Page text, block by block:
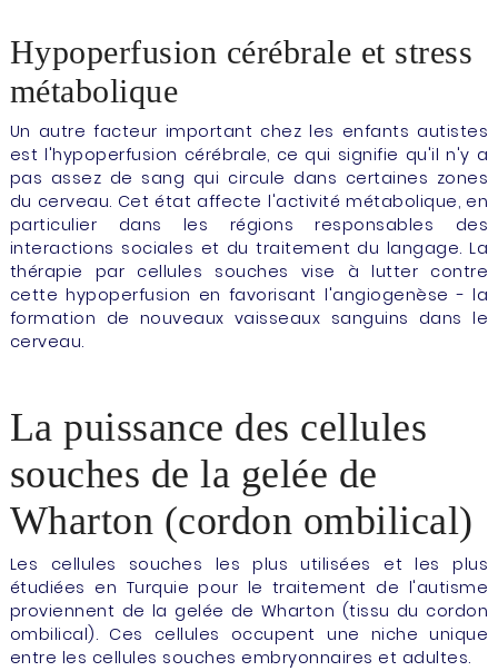
Hypoperfusion cérébrale et stress
métabolique
Un autre facteur important chez les enfants autistes
est l'hypoperfusion cérébrale, ce qui signifie qu'il n'y a
pas assez de sang qui circule dans certaines zones
du cerveau. Cet état affecte l'activité métabolique, en
particulier dans les régions responsables des
interactions sociales et du traitement du langage. La
thérapie par cellules souches vise à lutter contre
cette hypoperfusion en favorisant l'angiogenèse - la
formation de nouveaux vaisseaux sanguins dans le
cerveau.
La puissance des cellules
souches de la gelée de
Wharton (cordon ombilical)
Les cellules souches les plus utilisées et les plus
étudiées en Turquie pour le traitement de l'autisme
proviennent de la gelée de Wharton (tissu du cordon
ombilical). Ces cellules occupent une niche unique
entre les cellules souches embryonnaires et adultes.